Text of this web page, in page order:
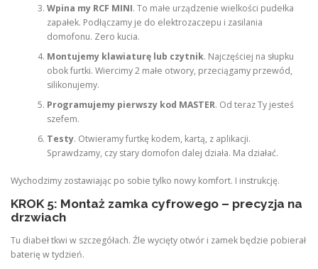
Wpina my RCF MINI. To małe urządzenie wielkości pudełka
zapałek. Podłączamy je do elektrozaczepu i zasilania
domofonu. Zero kucia.
Montujemy klawiaturę lub czytnik. Najczęściej na słupku
obok furtki. Wiercimy 2 małe otwory, przeciągamy przewód,
silikonujemy.
Programujemy pierwszy kod MASTER. Od teraz Ty jesteś
szefem.
Testy. Otwieramy furtkę kodem, kartą, z aplikacji.
Sprawdzamy, czy stary domofon dalej działa. Ma działać.
Wychodzimy zostawiając po sobie tylko nowy komfort. I instrukcję.
KROK 5: Montaż zamka cyfrowego – precyzja na
drzwiach
Tu diabeł tkwi w szczegółach. Źle wycięty otwór i zamek będzie pobierał
baterię w tydzień.